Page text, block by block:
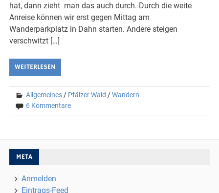
hat, dann zieht man das auch durch. Durch die weite
Anreise können wir erst gegen Mittag am
Wanderparkplatz in Dahn starten. Andere steigen
verschwitzt […]
WEITERLESEN
Allgemeines / Pfälzer Wald /Wandern
6 Kommentare
META
Anmelden
Eintrags-Feed